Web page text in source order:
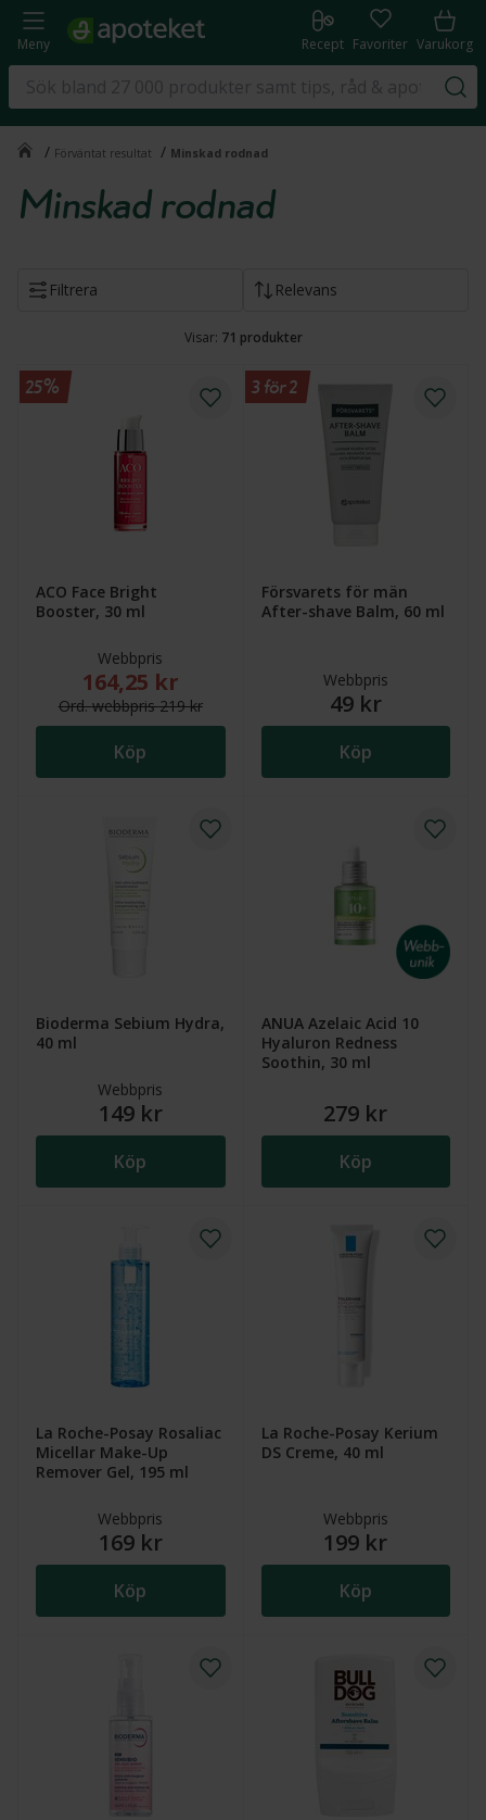
Meny Recept Favoriter Varukorg
/ Förväntat resultat / Minskad rodnad
Minskad rodnad
Filtrera Relevans
Visar: 71 produkter
ACO Face Bright
Booster, 30 ml
Webbpris
Nytt reducerat pris: 164,25 kr. Ordinarie webbpris
164,25 kr
Ord.webbpris219 kr
Köp
25%
Försvarets för män
After-shave Balm, 60 ml
Webbpris
49 kr
Köp
3 för 2
Bioderma Sebium Hydra,
40 ml
Webbpris
149 kr
Köp
ANUA Azelaic Acid 10
Hyaluron Redness
Soothin, 30 ml
279 kr
Köp
La Roche-Posay Rosaliac
Micellar Make-Up
Remover Gel, 195 ml
Webbpris
169 kr
Köp
La Roche-Posay Kerium
DS Creme, 40 ml
Webbpris
199 kr
Köp